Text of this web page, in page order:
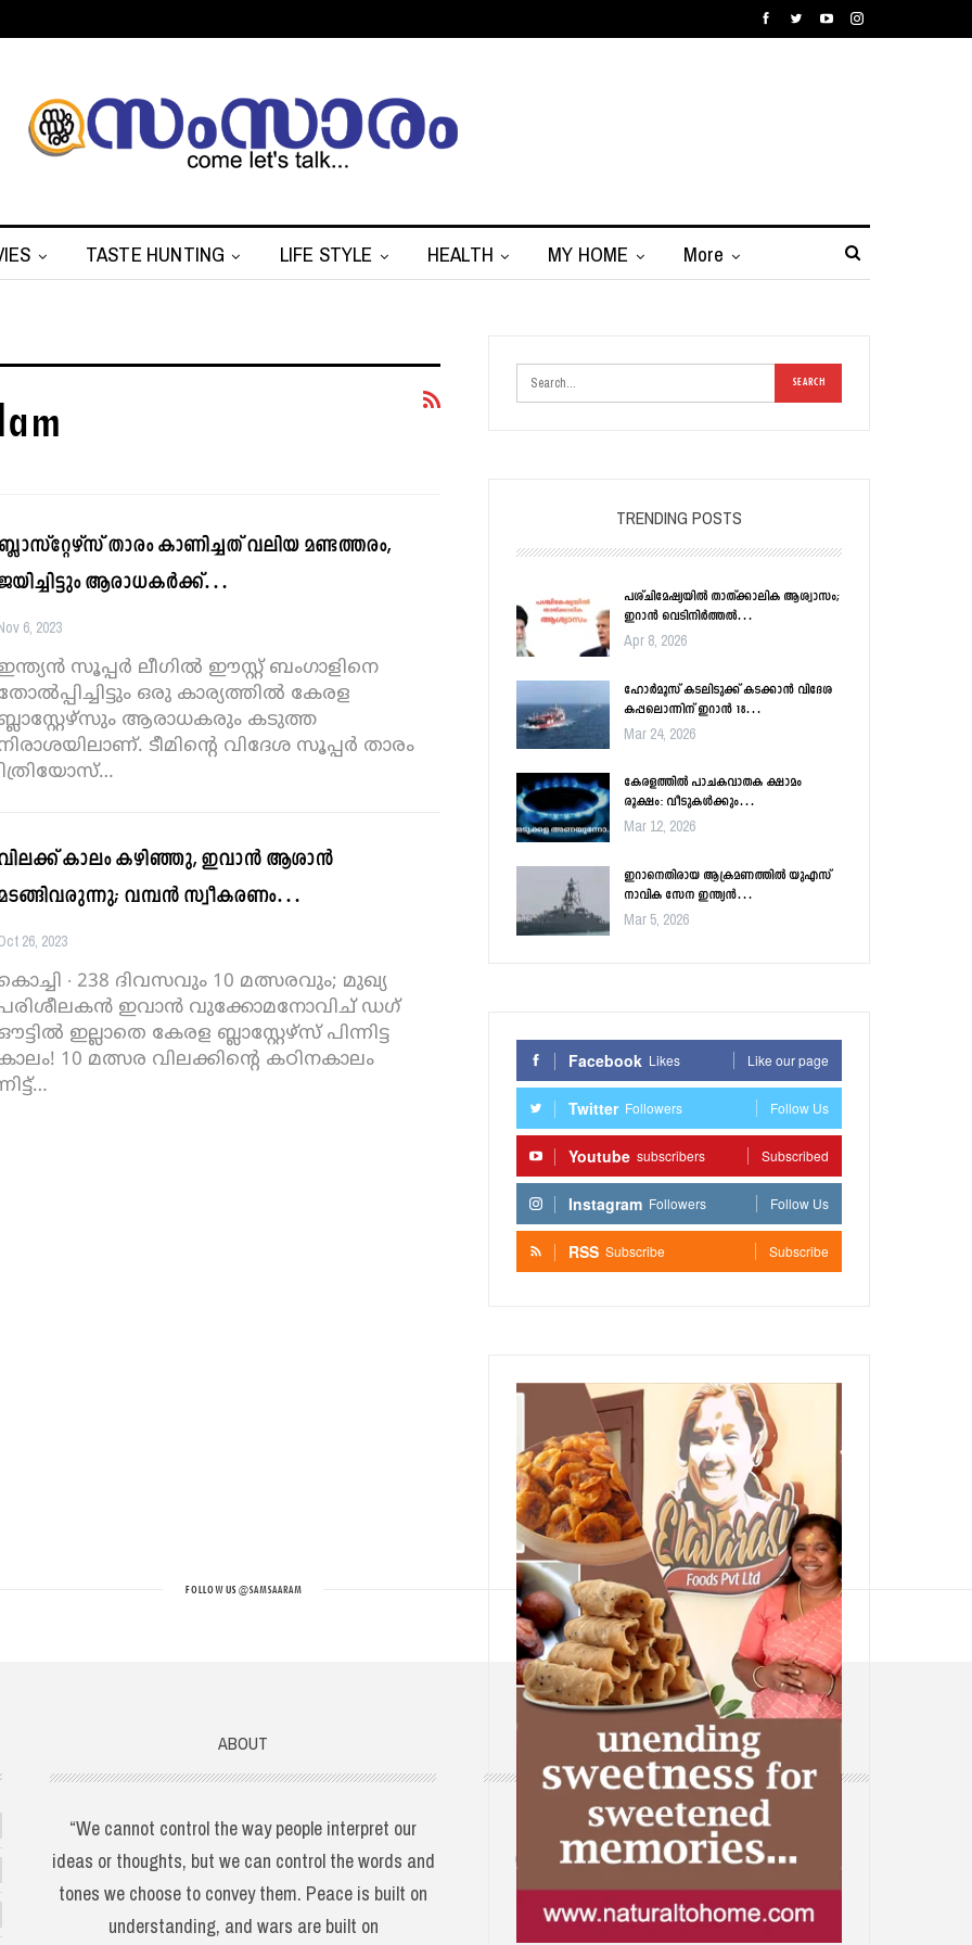
TASTE HUNTING LIFE STYLE HEALTH MY HOME More
താരം കാണിച്ചത് വലിയ മണ്ടത്തരം,
ആരാധകർക്ക്…
6, 2023
സൂപ്പർ ലീഗിൽ ഈസ്റ്റ് ബംഗാളിനെ
ഒരു കാര്യത്തിൽ കേരള‌
ആരാധകരും കടുത്ത
ടീമിന്റെ വിദേശ സൂപ്പർ താരം
…
കാലം കഴിഞ്ഞു, ഇവാൻ ആശാൻ
വമ്പൻ സ്വീകരണം…
26, 2023
∙ 238 ദിവസവും 10 മത്സരവും; മുഖ്യ
ഇവാൻ വുക്കോമനോവിച് ഡഗ്
ഇല്ലാതെ കേരള ബ്ലാസ്റ്റേഴ്സ് പിന്നിട്ട
10 മത്സര വിലക്കിന്റെ കഠിനകാലം
…
TRENDING POSTS
പശ്ചിമേഷ്യയിൽ താത്ക്കാലിക ആശ്വാസം;
ഇറാൻ വെടിനിർത്തൽ…
Apr 8, 2026
ഹോർമൂസ് കടലിടുക്ക് കടക്കാൻ വിദേശ
കപ്പലൊന്നിന് ഇറാൻ 18…
Mar 24, 2026
കേരളത്തിൽ പാചകവാതക ക്ഷാമം
രൂക്ഷം: വീടുകൾക്കും…
Mar 12, 2026
ഇറാനെതിരായ ആക്രമണത്തിൽ യുഎസ്
നാവിക സേന ഇന്ത്യൻ…
Mar 5, 2026
Facebook Likes Like our page
Twitter Followers Follow Us
Youtube subscribers Subscribed
Instagram Followers Follow Us
RSS Subscribe Subscribe
FOLLOW US@SAMSAARAM
ABOUT
“We cannot control the way people interpret our
ideas or thoughts, but we can control the words and
tones we choose to convey them. Peace is built on
understanding, and wars are built on
CONTACT
Web: www.samsaaram.com